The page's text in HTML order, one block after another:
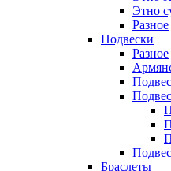
Этно
Разное
Подвески
Разное
Браслеты